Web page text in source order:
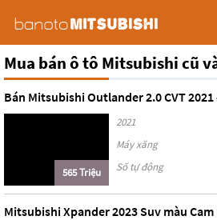
Mua bán ô tô Mitsubishi cũ
Bán Mitsubishi Outlander 2.0 CVT
565 Triệu
2021
Máy xăng
Số tự động
Mitsubishi Xpander 2023 Suv màu Cam